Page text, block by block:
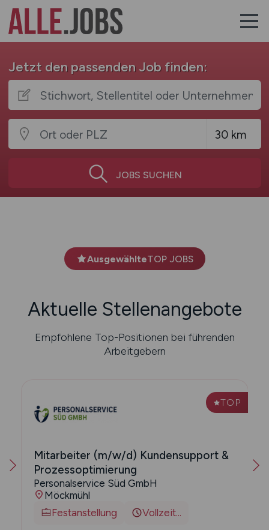
Jetzt den passenden Job finden:
JOBS SUCHEN
AusgewählteTOP JOBS
Aktuelle Stellenangebote
Empfohlene Top-Positionen bei führenden
Arbeitgebern
TOP
Mitarbeiter (m/w/d) Kundensupport &
Prozessoptimierung
Personalservice Süd GmbH
Möckmühl
Festanstellung
Vollzeit...